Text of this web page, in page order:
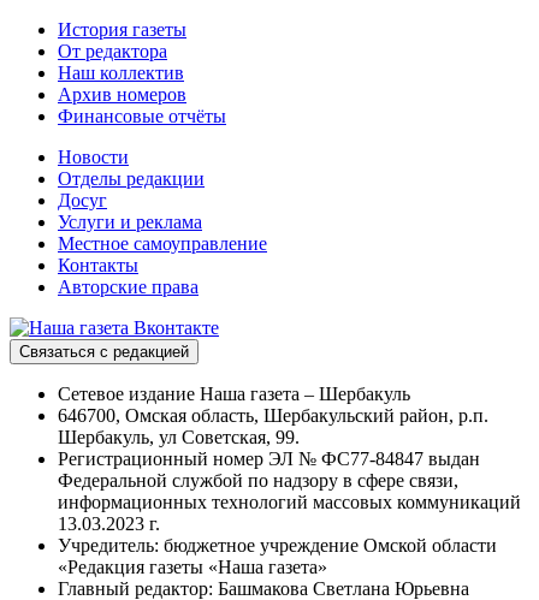
История газеты
От редактора
Наш коллектив
Архив номеров
Финансовые отчёты
Новости
Отделы редакции
Досуг
Услуги и реклама
Местное самоуправление
Контакты
Авторские права
Связаться с редакцией
Сетевое издание Наша газета – Шербакуль
646700, Омская область, Шербакульский район, р.п.
Шербакуль, ул Советская, 99.
Регистрационный номер ЭЛ № ФС77-84847 выдан
Федеральной службой по надзору в сфере связи,
информационных технологий массовых коммуникаций
13.03.2023 г.
Учредитель: бюджетное учреждение Омской области
«Редакция газеты «Наша газета»
Главный редактор: Башмакова Светлана Юрьевна